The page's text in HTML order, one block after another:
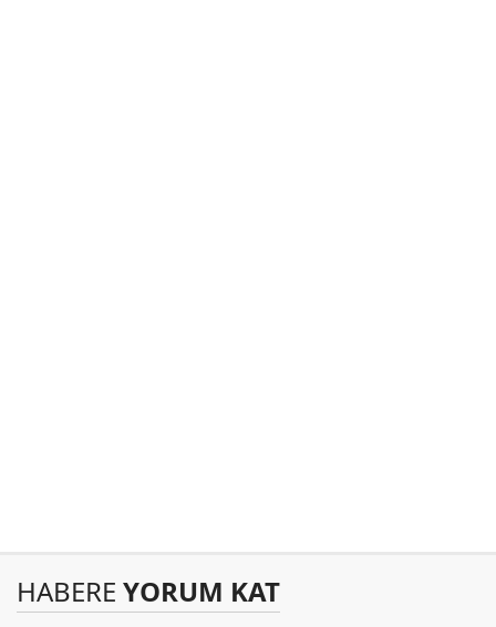
HABERE YORUM KAT